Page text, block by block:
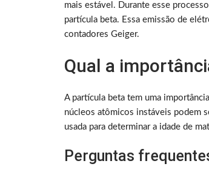
mais estável. Durante esse
partícula beta. Essa emissão de
contadores Geiger.
Qual a
A partícula beta tem uma
núcleos atômicos instáveis podem
usada para determinar a idade de
Perguntas